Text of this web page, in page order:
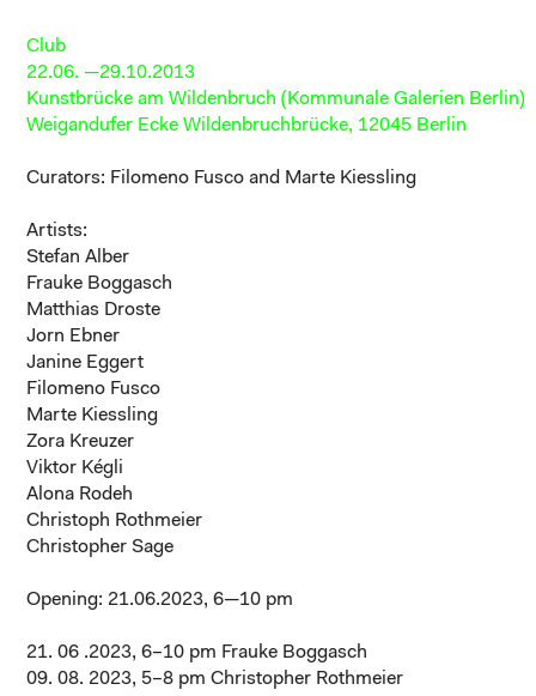
Club
22.06. —29.10.2013
Kunstbrücke am Wildenbruch (Kommunale Galerien Berlin)
Weigandufer Ecke Wildenbruchbrücke, 12045 Berlin
Curators: Filomeno Fusco and Marte Kiessling
Artists:
Stefan Alber
Frauke Boggasch
Matthias Droste
Jorn Ebner
Janine Eggert
Filomeno Fusco
Marte Kiessling
Zora Kreuzer
Viktor Kégli
Alona Rodeh
Christoph Rothmeier
Christopher Sage
Opening: 21.06.2023, 6—10 pm
21. 06 .2023, 6–10 pm Frauke Boggasch
09. 08. 2023, 5–8 pmChristopher Rothmeier